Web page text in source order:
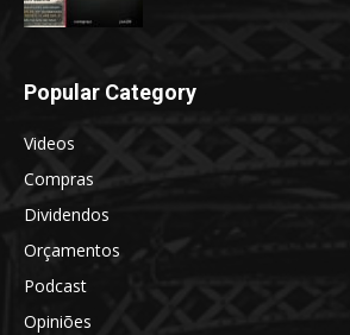
Popular Category
Videos
Compras
Dividendos
Orçamentos
Podcast
Opiniões